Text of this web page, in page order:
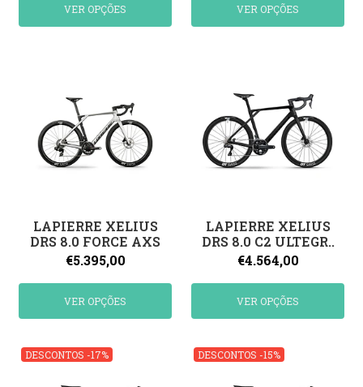
VER OPÇÕES VER OPÇÕES
LAPIERRE XELIUS
DRS 8.0 FORCE AXS
€5.395,00
VER OPÇÕES
LAPIERRE XELIUS
DRS 8.0 C2 ULTEGR..
€4.564,00
VER OPÇÕES
DESCONTOS -17% DESCONTOS -15%